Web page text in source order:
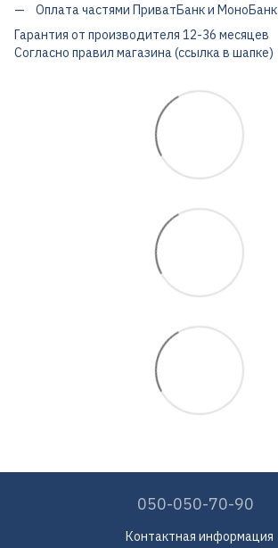
Оплата частями ПриватБанк и МоноБанк
Гарантия от производителя 12-36 месяцев
Согласно правил магазина (ссылка в шапке)
050-050-70-90
Контактная информация